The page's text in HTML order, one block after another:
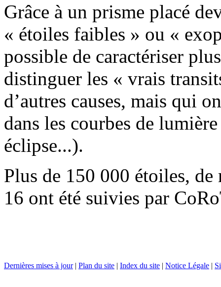
Grâce à un prisme placé
« étoiles faibles » ou «
possible de caractériser
distinguer les « vrais
d’autres causes, mais qui
dans les courbes de
éclipse...).
Plus de 150 000 étoiles,
16 ont été suivies par
Dernières mises à jour| Plan du site | Index du site | Notice Légale |